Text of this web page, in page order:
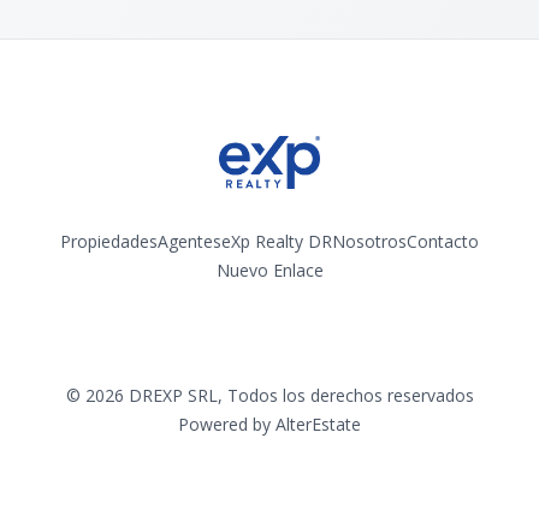
PropiedadesAgenteseXp Realty DRNosotrosContacto
Nuevo Enlace
© 2026 DREXP SRL, Todos los derechos reservados
Powered by AlterEstate